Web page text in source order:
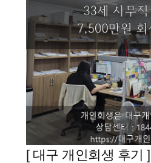
[ 대구 개인회생 후기